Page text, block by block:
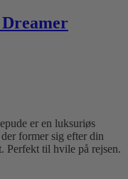
er en luksuriøs
former sig efter din
Perfekt til hvile på rejsen.